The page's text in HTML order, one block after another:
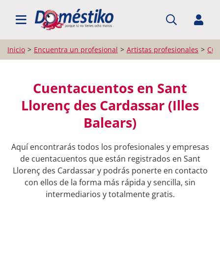
BUSCAR PROFESIONALES
Inicio Encuentra un profesional Artistas profesionales
Cuentacuentos en Sant
Llorenç des Cardassar (Illes
Balears)
Aquí encontrarás todos los profesionales y empresas
de cuentacuentos que están registrados en Sant
Llorenç des Cardassar y podrás ponerte en contacto
con ellos de la forma más rápida y sencilla, sin
intermediarios y totalmente gratis.